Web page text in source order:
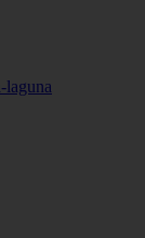
laguna